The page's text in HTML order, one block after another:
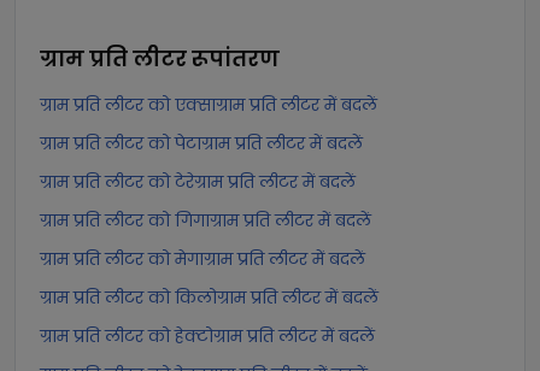
ग्राम प्रति लीटररूपांतरण
ग्राम प्रति लीटर को एक्साग्राम प्रति लीटर में बदलें
ग्राम प्रति लीटर को पेटाग्राम प्रति लीटर में बदलें
ग्राम प्रति लीटर को टेरेग्राम प्रति लीटर में बदलें
ग्राम प्रति लीटर को गिगाग्राम प्रति लीटर में बदलें
ग्राम प्रति लीटर को मेगाग्राम प्रति लीटर में बदलें
ग्राम प्रति लीटर को किलोग्राम प्रति लीटर में बदलें
ग्राम प्रति लीटर को हेक्टोग्राम प्रति लीटर में बदलें